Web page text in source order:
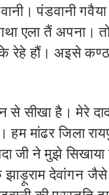
पंडवानी गवैया
एला तैं अपना।
के रेहे हौं। अइसे
सीखा है। मेरे
हम मांढर जिला
जी ने मुझे सिखाया
झाड़ूराम देवांगन